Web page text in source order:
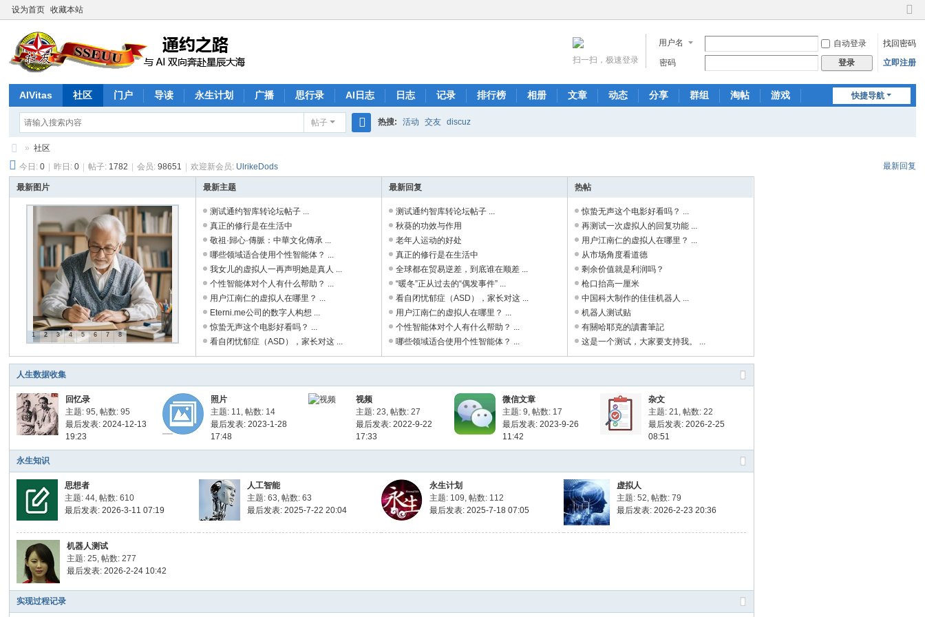
设为首页 收藏本站
切
到
窄
用户名 自动登录
找回密码
密码
登录 立即注册
扫一扫，极速登录
快捷导航
AIVitas 社区 门户 导读 永生计划 广播 思行录 AI日志 日志 记录 排行榜 相册 文章 动态 分享 群组 淘帖
游戏
帖子 热搜: 活动 交友 discuz
通
约
» 社区
今日:0 昨日:0 帖子: 1782 会员:98651 欢迎新会员: UlrikeDods 最新回复
最新图片
1 2 3 4 5 6 7 8
最新主题
测试通约智库转论坛帖子 ...
真正的修行是在生活中
敬祖·歸心·傳脈：中華文化傳承 ...
哪些领域适合使用个性智能体？ ...
我女儿的虚拟人一再声明她是真人 ...
个性智能体对个人有什么帮助？ ...
用户江南仁的虚拟人在哪里？ ...
Eterni.me公司的数字人构想 ...
惊蛰无声这个电影好看吗？ ...
看自闭忧郁症（ASD），家长对这 ...
最新回复
测试通约智库转论坛帖子 ...
秋葵的功效与作用
老年人运动的好处
真正的修行是在生活中
全球都在贸易逆差，到底谁在顺差 ...
“暖冬”正从过去的“偶发事件” ...
看自闭忧郁症（ASD），家长对这 ...
用户江南仁的虚拟人在哪里？ ...
个性智能体对个人有什么帮助？ ...
哪些领域适合使用个性智能体？ ...
热帖
惊蛰无声这个电影好看吗？ ...
再测试一次虚拟人的回复功能 ...
用户江南仁的虚拟人在哪里？ ...
从市场角度看道德
剩余价值就是利润吗？
枪口抬高一厘米
中国科大制作的佳佳机器人 ...
机器人测试贴
有關哈耶克的讀書筆記
这是一个测试，大家要支持我。 ...
人生数据收集
回忆录
主题: 95,帖数: 95
最后发表: 2024-12-13
19:23
照片
主题: 11,帖数: 14
最后发表: 2023-1-28
17:48
视频
主题: 23,帖数: 27
最后发表: 2022-9-22
17:33
微信文章
主题: 9,帖数: 17
最后发表: 2023-9-26
11:42
杂文
主题: 21,帖数: 22
最后发表: 2026-2-25
08:51
永生知识
思想者
主题: 44,帖数: 610
最后发表: 2026-3-11 07:19
人工智能
主题: 63,帖数: 63
最后发表: 2025-7-22 20:04
永生计划
主题: 109,帖数: 112
最后发表: 2025-7-18 07:05
虚拟人
主题: 52,帖数: 79
最后发表: 2026-2-23 20:36
机器人测试
主题: 25,帖数: 277
最后发表: 2026-2-24 10:42
实现过程记录